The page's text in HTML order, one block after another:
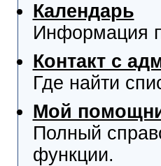
Календарь
Информация
Контакт с
Где найти
Мой
Полный
функции.